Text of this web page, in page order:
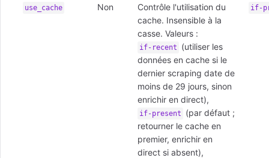
use_cache Non
Contrôle l'utilisation du
cache. Insensible à la
casse. Valeurs :
if-recent
(utiliser les
données en cache si le
dernier scraping date de
moins de 29 jours, sinon
enrichir en direct),
if-present
(par défaut ;
retourner le cache en
premier, enrichir en
direct si absent),
if-